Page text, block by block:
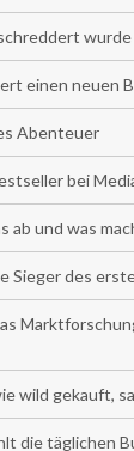
wurde
einen neuen
Abenteuer
bei
ab und was
Sieger des
wild gekauft,
die täglichen